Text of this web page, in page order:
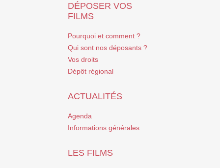
DÉPOSER VOS
FILMS
Pourquoi et comment ?
Qui sont nos déposants ?
Vos droits
Dépôt régional
ACTUALITÉS
Agenda
Informations générales
LES FILMS